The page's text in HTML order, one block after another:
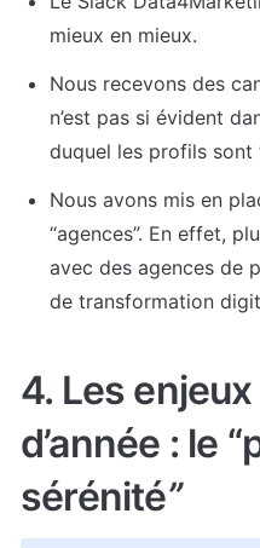
mieux en mieux.
Nous recevons des
n’est pas si évident
duquel les profils sont
Nous avons mis en
“agences”. En effet,
avec des agences de
de transformation
4. Les
d’année : le
sérénité”